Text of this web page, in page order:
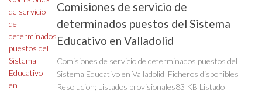
Comisiones de servicio de
determinados puestos del Sistema
Educativo en Valladolid
Comisiones de servicio de determinados puestos del
Sistema Educativo en Valladolid Ficheros disponibles
Resolucion; Listados provisionales83 KB Listado